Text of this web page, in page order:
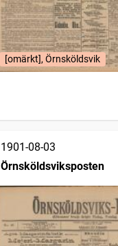
[omärkt], Örnsköldsvik
1901-08-03
Örnsköldsviksposten